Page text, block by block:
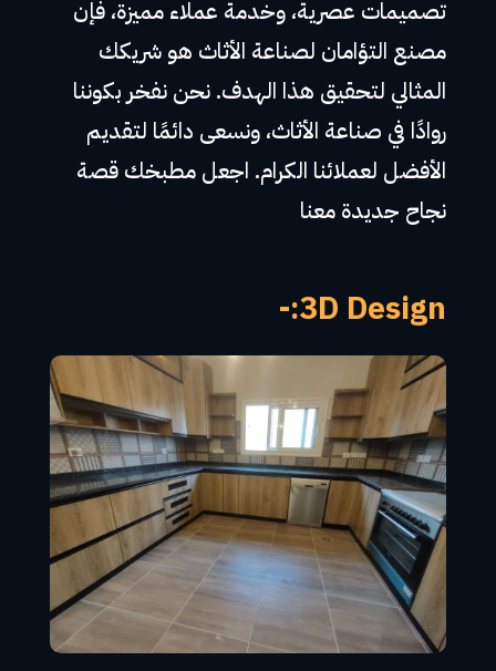
تصميمات عصرية، وخدمة عملاء مميزة، فإن
مصنع التؤامان لصناعة الأثاث هو شريكك
المثالي لتحقيق هذا الهدف. نحن نفخر بكوننا
روادًا في صناعة الأثاث، ونسعى دائمًا لتقديم
الأفضل لعملائنا الكرام. اجعل مطبخك قصة
نجاح جديدة معنا
3D Design:-